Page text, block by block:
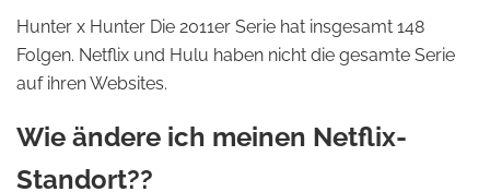
Hunter x Hunter Die 2011er Serie hat insgesamt 148
Folgen. Netflix und Hulu haben nicht die gesamte Serie
auf ihren Websites.
Wie ändere ich meinen Netflix-
Standort??